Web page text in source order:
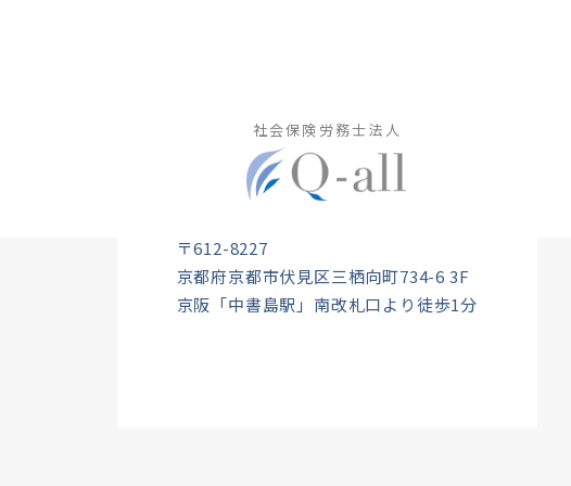
社会保険労務士法人
〒612-8227
京都府京都市伏見区三栖向町734-6 3F
京阪「中書島駅」南改札口より徒歩1分